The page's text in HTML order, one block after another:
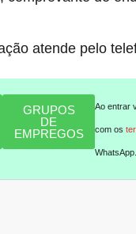
atende pelo
GRUPOS
DE
EMPREGOS
Ao entrar
com os
WhatsApp.